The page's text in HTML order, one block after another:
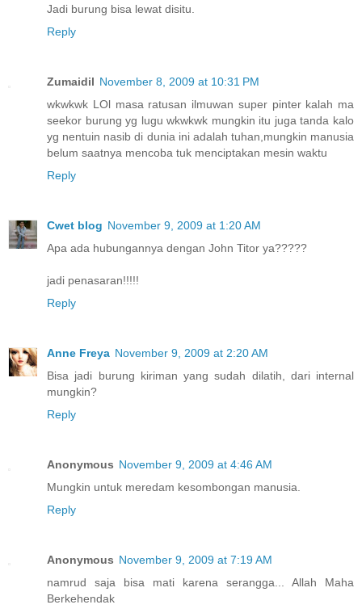
Jadi burung bisa lewat disitu.
Reply
Zumaidil November 8, 2009 at 10:31 PM
wkwkwk LOl masa ratusan ilmuwan super pinter kalah ma
seekor burung yg lugu wkwkwk mungkin itu juga tanda kalo
yg nentuin nasib di dunia ini adalah tuhan,mungkin manusia
belum saatnya mencoba tuk menciptakan mesin waktu
Reply
Cwet blog November 9, 2009 at 1:20 AM
Apa ada hubungannya dengan John Titor ya?????
jadi penasaran!!!!!
Reply
Anne Freya November 9, 2009 at 2:20 AM
Bisa jadi burung kiriman yang sudah dilatih, dari internal
mungkin?
Reply
Anonymous November 9, 2009 at 4:46 AM
Mungkin untuk meredam kesombongan manusia.
Reply
Anonymous November 9, 2009 at 7:19 AM
namrud saja bisa mati karena serangga... Allah Maha
Berkehendak